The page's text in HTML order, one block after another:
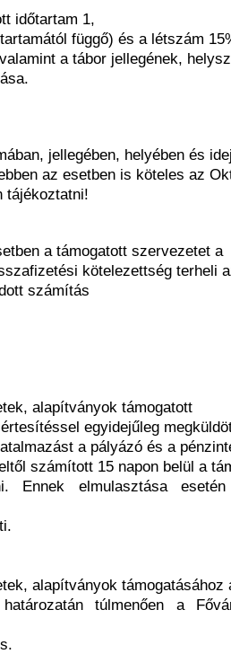
időtartam 1,
függő) és a létszám
a tábor jellegének,
jellegében, helyében és
az esetben is köteles az
tájékoztatni!
a támogatott szervezetet a
kötelezettség terheli
számítás
alapítványok támogatott
egyidejűleg
a pályázó és a
számított 15 napon belül a
Ennek elmulasztása
alapítványok támogatásához
túlmenően a